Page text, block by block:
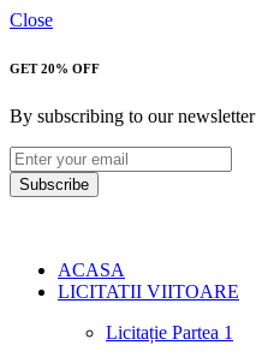
Close
GET 20% OFF
By subscribing to our newsletter
Subscribe
ACASA
LICITATII VIITOARE
Licitație Partea 1